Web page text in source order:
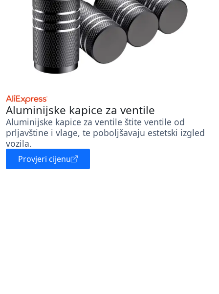
Aluminijske kapice za ventile
Aluminijske kapice za ventile štite ventile od
prljavštine i vlage, te poboljšavaju estetski izgled
vozila.
Provjeri cijenu